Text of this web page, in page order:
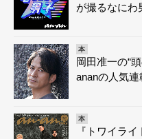
が撮るなにわ
本
岡田准一の“
ananの人気
本
『トワイラ